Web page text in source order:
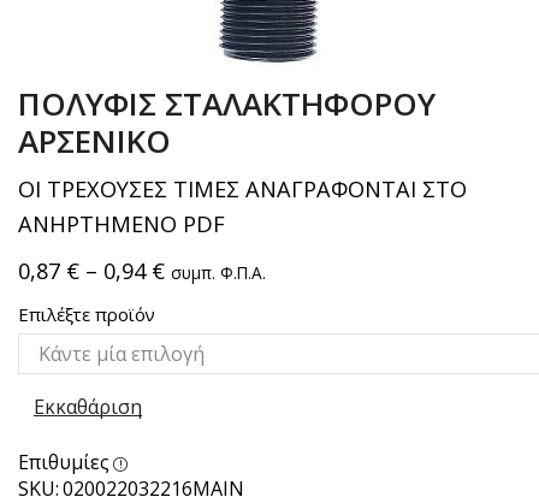
ΠΟΛΥΦΙΣ ΣΤΑΛΑΚΤΗΦΟΡΟΥ
ΑΡΣΕΝΙΚΟ
ΟΙ ΤΡΕΧΟΥΣΕΣ ΤΙΜΕΣ ΑΝΑΓΡΑΦΟΝΤΑΙ ΣΤΟ
ΑΝΗΡΤΗΜΕΝΟ PDF
0,87 € – 0,94 € συμπ. Φ.Π.Α.
Επιλέξτε προϊόν
Εκκαθάριση
Επιθυμίες
SKU:020022032216MAIN